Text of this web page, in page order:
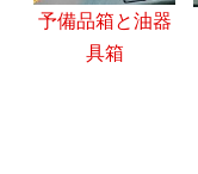
予備品箱と油器
具箱